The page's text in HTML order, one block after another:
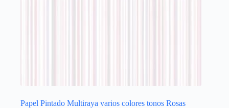
Papel Pintado Multiraya varios colores tonos Rosas